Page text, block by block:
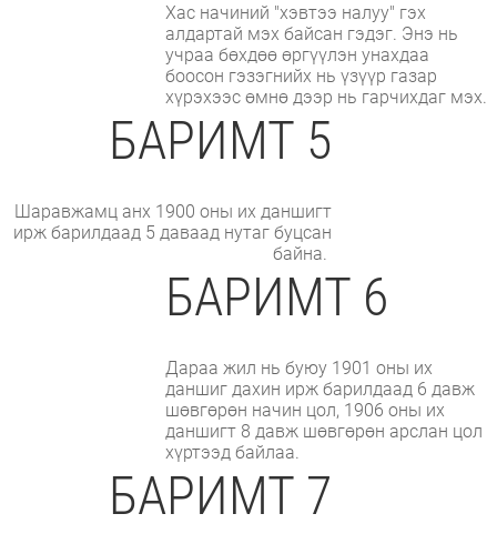
Хас начиний "хэвтээ налуу" гэх
алдартай мэх байсан гэдэг. Энэ нь
учраа бөхдөө өргүүлэн унахдаа
боосон гэзэгнийх нь үзүүр газар
хүрэхээс өмнө дээр нь гарчихдаг мэх.
БАРИМТ 5
Шаравжамц анх 1900 оны их даншигт
ирж барилдаад 5 даваад нутаг буцсан
байна.
БАРИМТ 6
Дараа жил нь буюу 1901 оны их
даншиг дахин ирж барилдаад 6 давж
шөвгөрөн начин цол, 1906 оны их
даншигт 8 давж шөвгөрөн арслан цол
хүртээд байлаа.
БАРИМТ 7